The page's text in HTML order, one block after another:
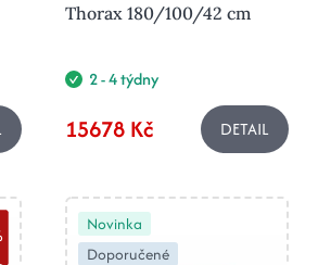
Thorax 180/100/42 cm
2 - 4 týdny
15678 Kč DETAIL
Novinka
Doporučené